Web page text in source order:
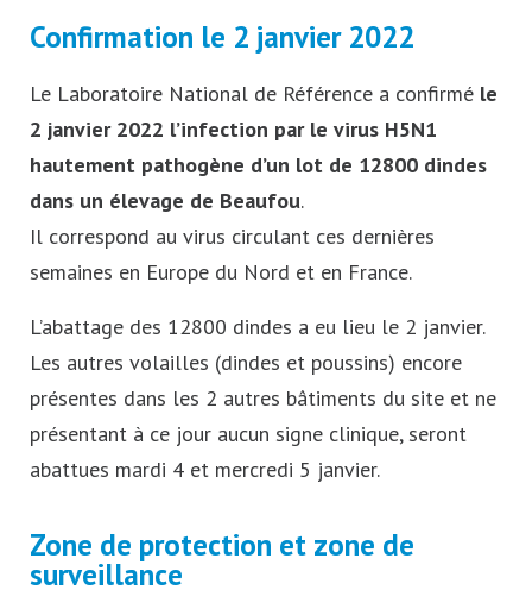
Confirmation le 2 janvier 2022
Le Laboratoire National de Référence a confirmé le
2 janvier 2022 l’infection par le virus H5N1
hautement pathogène d’un lot de 12800 dindes
dans un élevage de Beaufou.
Il correspond au virus circulant ces dernières
semaines en Europe du Nord et en France.
L’abattage des 12800 dindes a eu lieu le 2 janvier.
Les autres volailles (dindes et poussins) encore
présentes dans les 2 autres bâtiments du site et ne
présentant à ce jour aucun signe clinique, seront
abattues mardi 4 et mercredi 5 janvier.
Zone de protection et zone de
surveillance